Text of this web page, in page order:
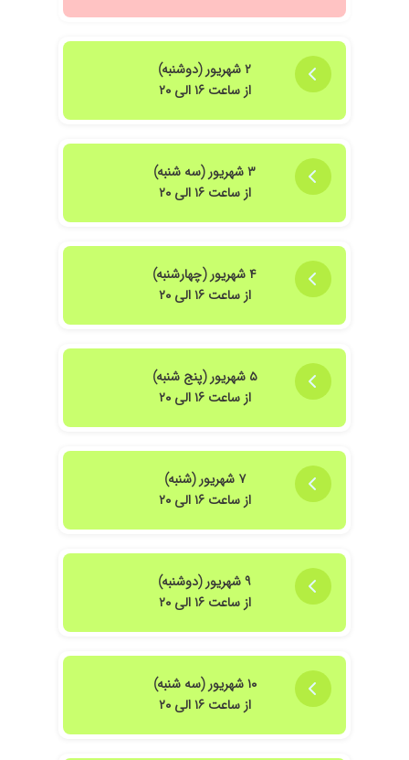
۲ شهریور (دوشنبه)
از ساعت ۱۶ الی ۲۰
۳ شهریور (سه شنبه)
از ساعت ۱۶ الی ۲۰
۴ شهریور (چهارشنبه)
از ساعت ۱۶ الی ۲۰
۵ شهریور (پنج شنبه)
از ساعت ۱۶ الی ۲۰
۷ شهریور (شنبه)
از ساعت ۱۶ الی ۲۰
۹ شهریور (دوشنبه)
از ساعت ۱۶ الی ۲۰
۱۰ شهریور (سه شنبه)
از ساعت ۱۶ الی ۲۰